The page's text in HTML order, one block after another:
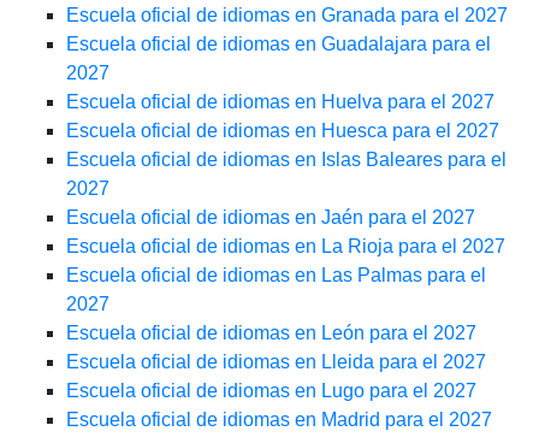
Escuela oficial de idiomas en Granada para el 2027
Escuela oficial de idiomas en Guadalajara para el
2027
Escuela oficial de idiomas en Huelva para el 2027
Escuela oficial de idiomas en Huesca para el 2027
Escuela oficial de idiomas en Islas Baleares para el
2027
Escuela oficial de idiomas en Jaén para el 2027
Escuela oficial de idiomas en La Rioja para el 2027
Escuela oficial de idiomas en Las Palmas para el
2027
Escuela oficial de idiomas en León para el 2027
Escuela oficial de idiomas en Lleida para el 2027
Escuela oficial de idiomas en Lugo para el 2027
Escuela oficial de idiomas en Madrid para el 2027